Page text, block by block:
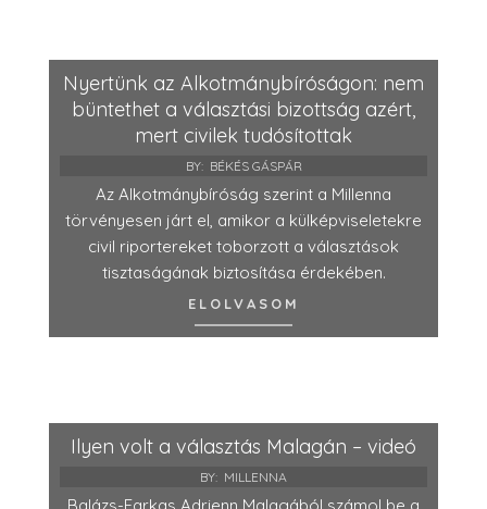
Nyertünk az Alkotmánybíróságon: nem
büntethet a választási bizottság azért,
mert civilek tudósítottak
BY: BÉKÉS GÁSPÁR
Az Alkotmánybíróság szerint a Millenna
törvényesen járt el, amikor a külképviseletekre
civil riportereket toborzott a választások
tisztaságának biztosítása érdekében.
ELOLVASOM
Ilyen volt a választás Malagán – videó
BY: MILLENNA